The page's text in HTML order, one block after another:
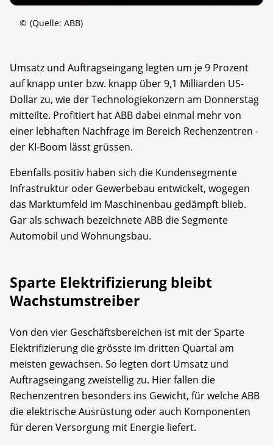
© (Quelle: ABB)
Umsatz und Auftragseingang legten um je 9 Prozent
auf knapp unter bzw. knapp über 9,1 Milliarden US-
Dollar zu, wie der Technologiekonzern am Donnerstag
mitteilte. Profitiert hat ABB dabei einmal mehr von
einer lebhaften Nachfrage im Bereich Rechenzentren -
der KI-Boom lässt grüssen.
Ebenfalls positiv haben sich die Kundensegmente
Infrastruktur oder Gewerbebau entwickelt, wogegen
das Marktumfeld im Maschinenbau gedämpft blieb.
Gar als schwach bezeichnete ABB die Segmente
Automobil und Wohnungsbau.
Sparte Elektrifizierung bleibt
Wachstumstreiber
Von den vier Geschäftsbereichen ist mit der Sparte
Elektrifizierung die grösste im dritten Quartal am
meisten gewachsen. So legten dort Umsatz und
Auftragseingang zweistellig zu. Hier fallen die
Rechenzentren besonders ins Gewicht, für welche ABB
die elektrische Ausrüstung oder auch Komponenten
für deren Versorgung mit Energie liefert.